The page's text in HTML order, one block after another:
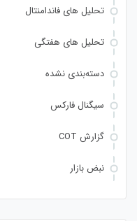
تحلیل های فاندامنتال
تحلیل های هفتگی
دسته‌بندی نشده
سیگنال فارکس
گزارش COT
نبض بازار